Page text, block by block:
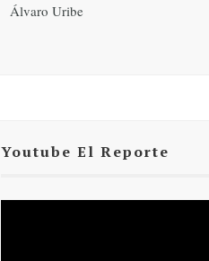
Álvaro Uribe
Youtube El Reporte